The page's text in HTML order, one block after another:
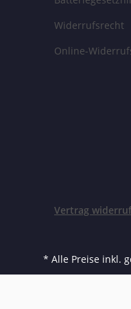
Widerrufsrecht
Online-
Vertrag
* Alle Preise inkl.